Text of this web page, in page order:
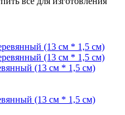
(13 см * 1,5 см)
(13 см * 1,5 см)